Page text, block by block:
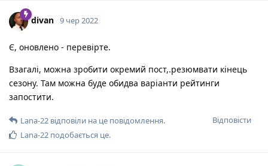
divan 9 чер 2022
Є, оновлено - перевірте.
Взагалі, можна зробити окремий пост,.резюмвати кінець
сезону. Там можна буде обидва варіанти рейтинги
запостити.
Відповісти
Lana-22 відповіли на це повідомлення.
Lana-22 подобається це.